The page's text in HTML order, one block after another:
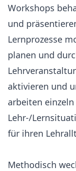
Workshops
und
Lernprozesse
planen und
aktivieren und
arbeiten
Lehr-/
für ihren
Methodisch